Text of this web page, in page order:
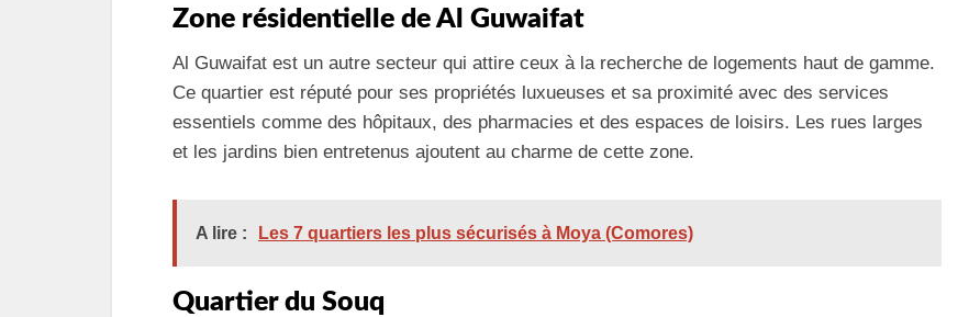
Zone résidentielle de Al Guwaifat
Al Guwaifat est un autre secteur qui attire ceux à la recherche de logements haut de gamme.
Ce quartier est réputé pour ses propriétés luxueuses et sa proximité avec des services
essentiels comme des hôpitaux, des pharmacies et des espaces de loisirs. Les rues larges
et les jardins bien entretenus ajoutent au charme de cette zone.
A lire : Les 7 quartiers les plus sécurisés à Moya (Comores)
Quartier du Souq